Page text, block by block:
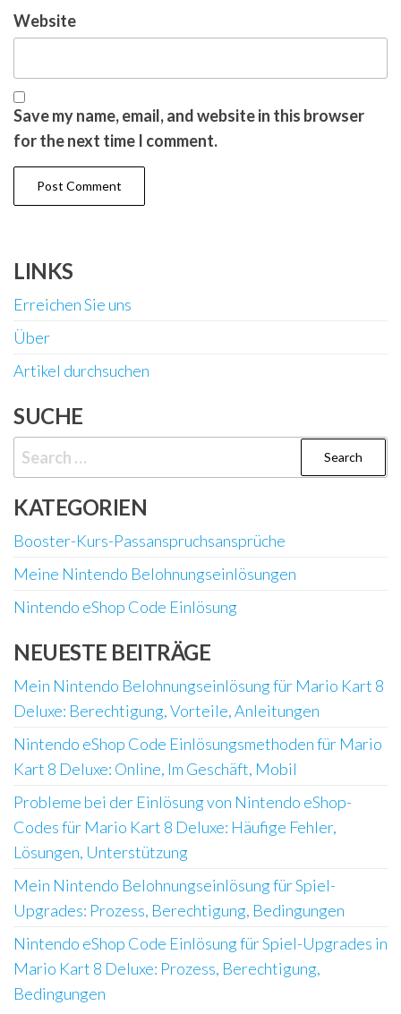
Website
Save my name, email, and website in this browser
for the next time I comment.
LINKS
Erreichen Sie uns
Über
Artikel durchsuchen
SUCHE
Search
for:
KATEGORIEN
Booster-Kurs-Passanspruchsansprüche
Meine Nintendo Belohnungseinlösungen
Nintendo eShop Code Einlösung
NEUESTE BEITRÄGE
Mein Nintendo Belohnungseinlösung für Mario Kart 8
Deluxe: Berechtigung, Vorteile, Anleitungen
Nintendo eShop Code Einlösungsmethoden für Mario
Kart 8 Deluxe: Online, Im Geschäft, Mobil
Probleme bei der Einlösung von Nintendo eShop-
Codes für Mario Kart 8 Deluxe: Häufige Fehler,
Lösungen, Unterstützung
Mein Nintendo Belohnungseinlösung für Spiel-
Upgrades: Prozess, Berechtigung, Bedingungen
Nintendo eShop Code Einlösung für Spiel-Upgrades in
Mario Kart 8 Deluxe: Prozess, Berechtigung,
Bedingungen